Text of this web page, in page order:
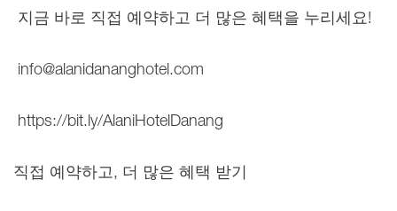
지금 바로 직접 예약하고 더 많은 혜택을 누리세요!
info@alanidananghotel.com
https://bit.ly/AlaniHotelDanang
직접 예약하고, 더 많은 혜택 받기